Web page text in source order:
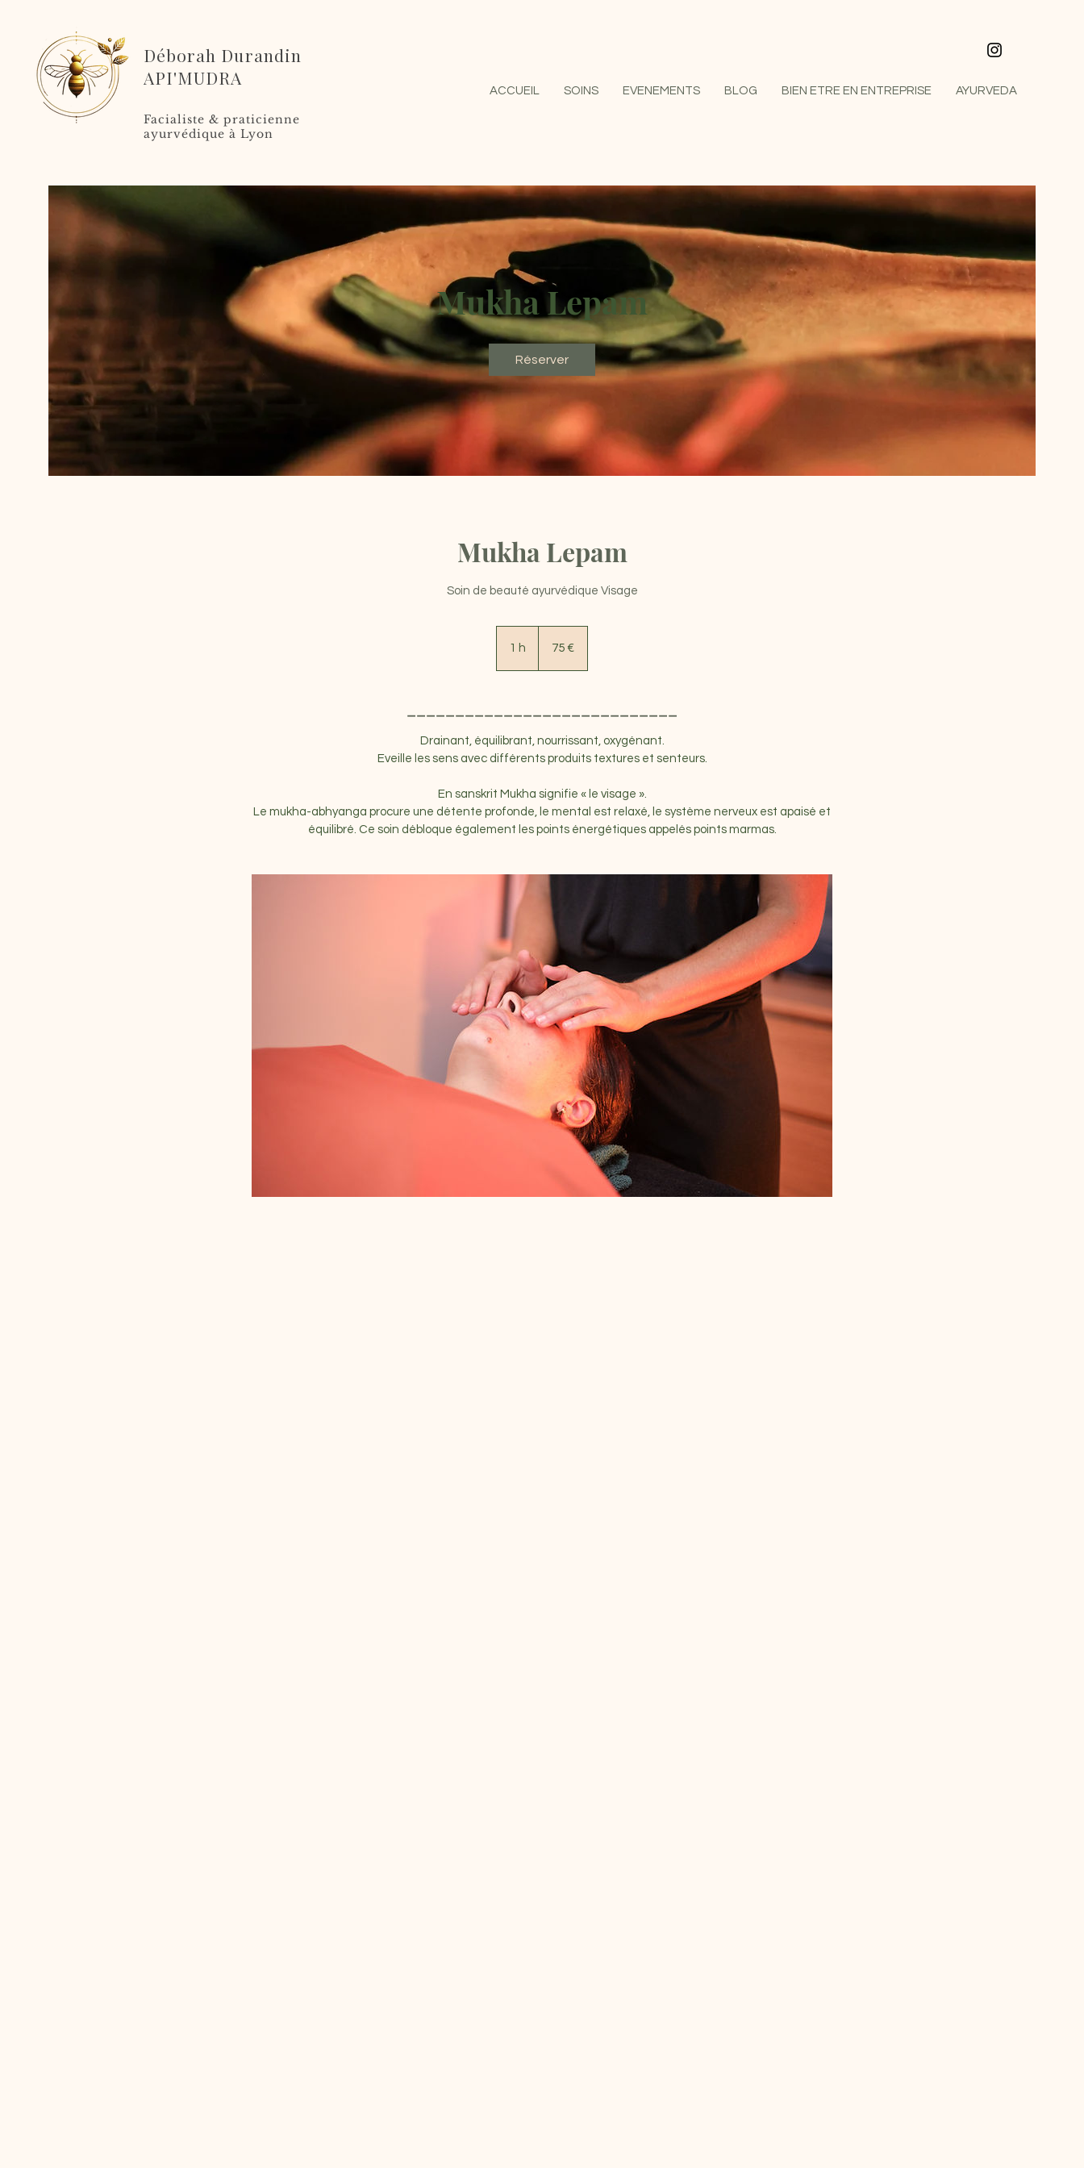
Déborah Durandin
API'MUDRA
Facialiste & praticienne
ayurvédique à Lyon
ACCUEIL SOINS EVENEMENTS BLOG BIEN ETRE EN ENTREPRISE AYURVEDA
Mukha Lepam
Réserver
Mukha Lepam
Soin de beauté ayurvédique Visage
1 h 75 €
Drainant, équilibrant, nourrissant, oxygénant.
Eveille les sens avec différents produits textures et senteurs.
En sanskrit Mukha signifie « le visage ».
Le mukha-abhyanga procure une détente profonde, le mental est relaxé, le système nerveux est apaisé et
équilibré. Ce soin débloque également les points énergétiques appelés points marmas.